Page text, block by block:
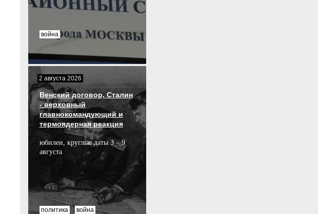
война
2 августа 2026
Венский договор, Сталин
- верховный
главнокомандующий и
термоядерная реакция
юбилеи, круглые даты 3 – 9
августа
политика война